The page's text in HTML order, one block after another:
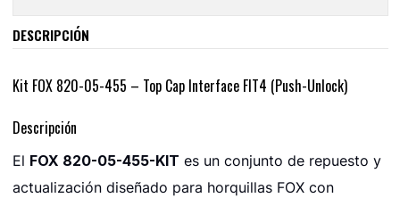
DESCRIPCIÓN
Kit FOX 820-05-455 – Top Cap Interface FIT4 (Push-Unlock)
Descripción
El FOX 820-05-455-KIT es un conjunto de repuesto y
actualización diseñado para horquillas FOX con